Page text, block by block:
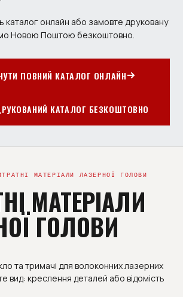
каталог онлайн або замовте друковану
Новою Поштою безкоштовно.
ПОВНИЙ КАТАЛОГ ОНЛАЙН
КАТАЛОГ БЕЗКОШТОВНО
МАТЕРІАЛИ ЛАЗЕРНОЇ ГОЛОВИ
МАТЕРІАЛИ
ГОЛОВИ
та тримачі для волоконних лазерних
вид: креслення деталей або відомість